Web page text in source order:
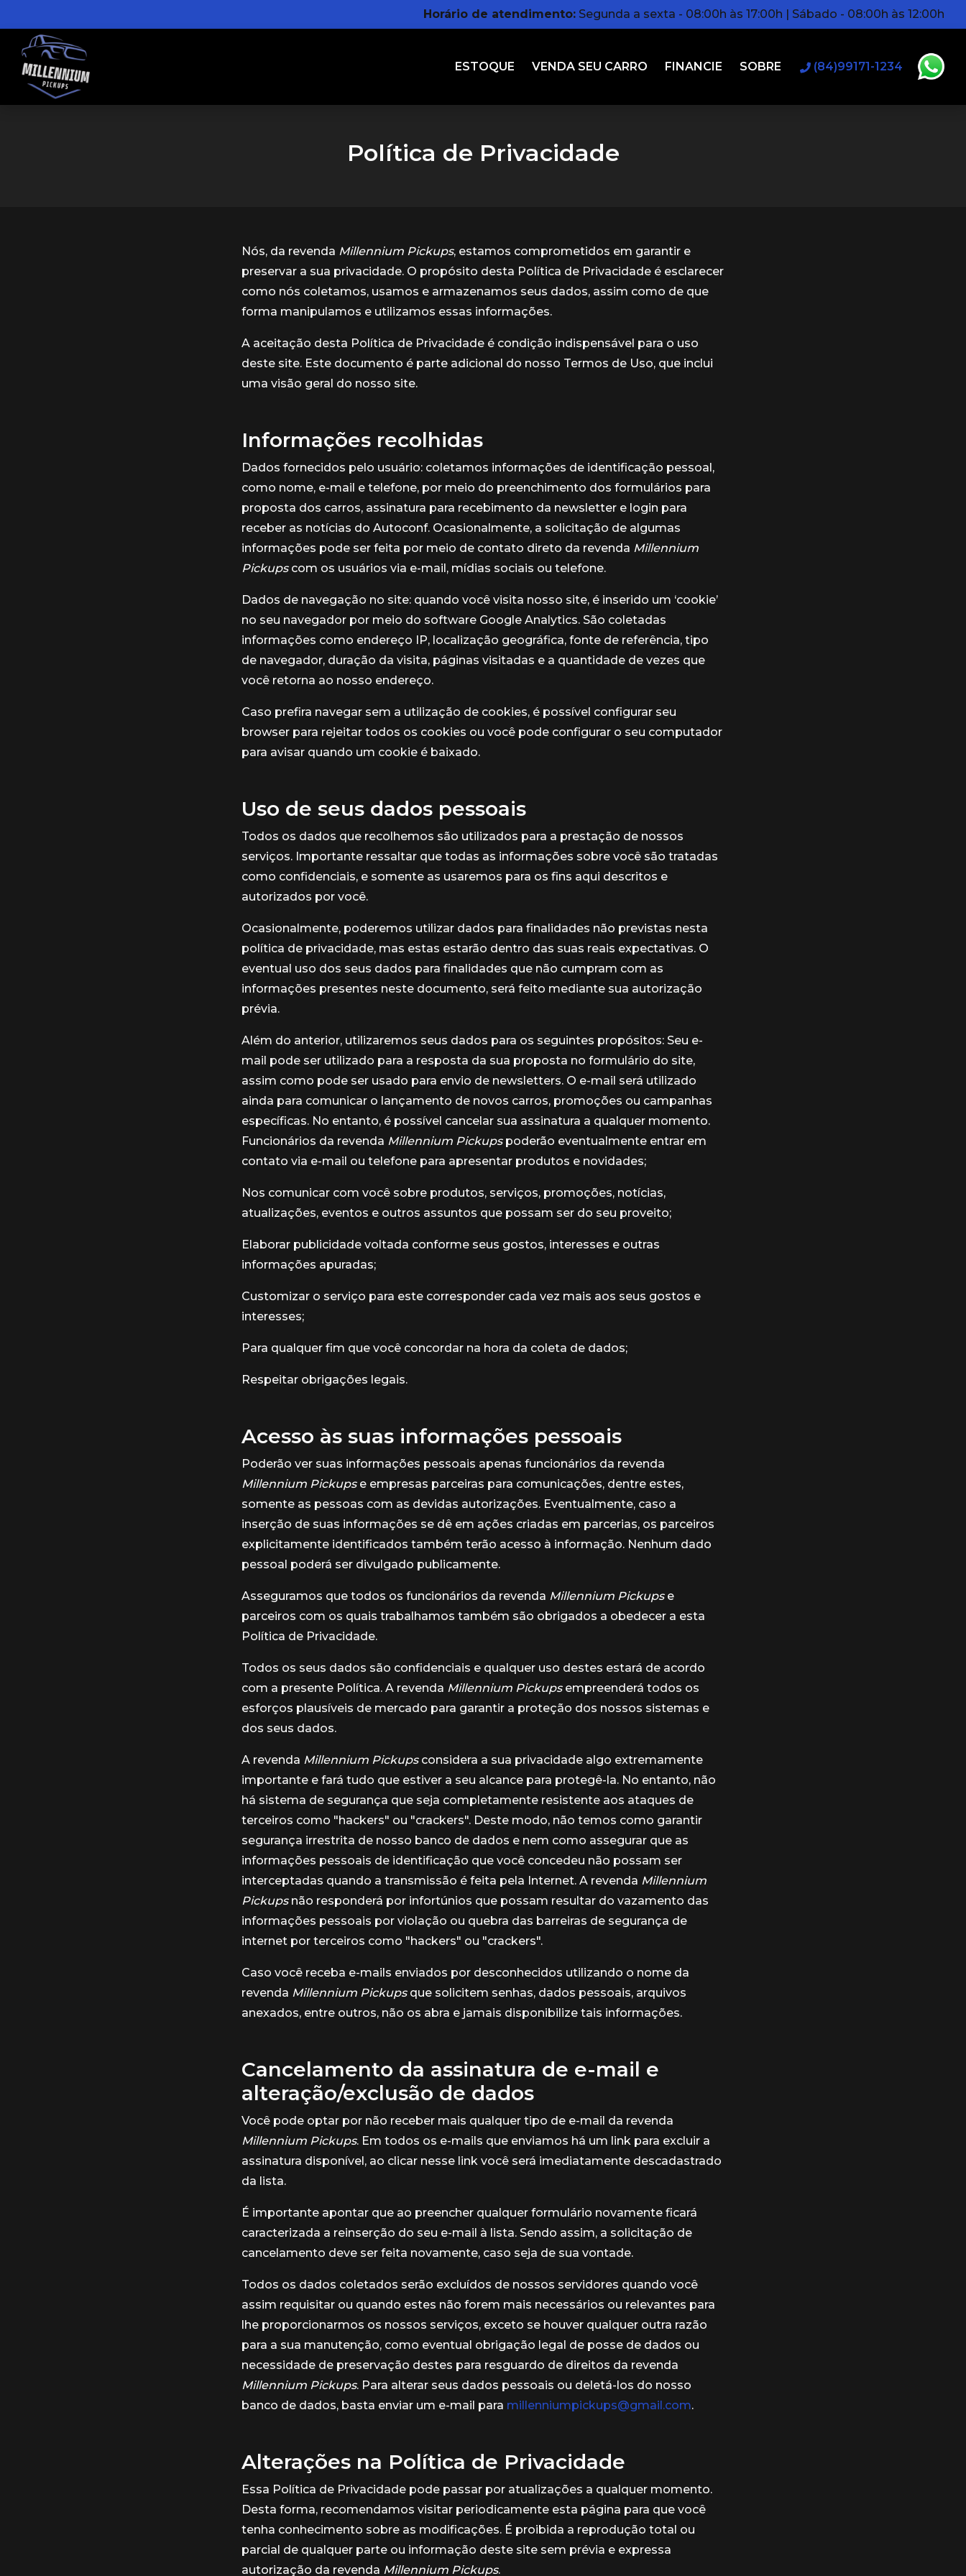
Horário de atendimento: Segunda a sexta - 08:00h às 17:00h | Sábado - 08:00h às 12:00h
ESTOQUE VENDA SEU CARRO FINANCIE SOBRE (84)99171-1234
Política de Privacidade
Nós, da revenda Millennium Pickups, estamos comprometidos em garantir e
preservar a sua privacidade. O propósito desta Política de Privacidade é esclarecer
como nós coletamos, usamos e armazenamos seus dados, assim como de que
forma manipulamos e utilizamos essas informações.
A aceitação desta Política de Privacidade é condição indispensável para o uso
deste site. Este documento é parte adicional do nosso Termos de Uso, que inclui
uma visão geral do nosso site.
Informações recolhidas
Dados fornecidos pelo usuário: coletamos informações de identificação pessoal,
como nome, e-mail e telefone, por meio do preenchimento dos formulários para
proposta dos carros, assinatura para recebimento da newsletter e login para
receber as notícias do Autoconf. Ocasionalmente, a solicitação de algumas
informações pode ser feita por meio de contato direto da revenda Millennium
Pickupscom os usuários via e-mail, mídias sociais ou telefone.
Dados de navegação no site: quando você visita nosso site, é inserido um ‘cookie’
no seu navegador por meio do software Google Analytics. São coletadas
informações como endereço IP, localização geográfica, fonte de referência, tipo
de navegador, duração da visita, páginas visitadas e a quantidade de vezes que
você retorna ao nosso endereço.
Caso prefira navegar sem a utilização de cookies, é possível configurar seu
browser para rejeitar todos os cookies ou você pode configurar o seu computador
para avisar quando um cookie é baixado.
Uso de seus dados pessoais
Todos os dados que recolhemos são utilizados para a prestação de nossos
serviços. Importante ressaltar que todas as informações sobre você são tratadas
como confidenciais, e somente as usaremos para os fins aqui descritos e
autorizados por você.
Ocasionalmente, poderemos utilizar dados para finalidades não previstas nesta
política de privacidade, mas estas estarão dentro das suas reais expectativas. O
eventual uso dos seus dados para finalidades que não cumpram com as
informações presentes neste documento, será feito mediante sua autorização
prévia.
Além do anterior, utilizaremos seus dados para os seguintes propósitos: Seu e-
mail pode ser utilizado para a resposta da sua proposta no formulário do site,
assim como pode ser usado para envio de newsletters. O e-mail será utilizado
ainda para comunicar o lançamento de novos carros, promoções ou campanhas
específicas. No entanto, é possível cancelar sua assinatura a qualquer momento.
Funcionários da revenda Millennium Pickupspoderão eventualmente entrar em
contato via e-mail ou telefone para apresentar produtos e novidades;
Nos comunicar com você sobre produtos, serviços, promoções, notícias,
atualizações, eventos e outros assuntos que possam ser do seu proveito;
Elaborar publicidade voltada conforme seus gostos, interesses e outras
informações apuradas;
Customizar o serviço para este corresponder cada vez mais aos seus gostos e
interesses;
Para qualquer fim que você concordar na hora da coleta de dados;
Respeitar obrigações legais.
Acesso às suas informações pessoais
Poderão ver suas informações pessoais apenas funcionários da revenda
Millennium Pickupse empresas parceiras para comunicações, dentre estes,
somente as pessoas com as devidas autorizações. Eventualmente, caso a
inserção de suas informações se dê em ações criadas em parcerias, os parceiros
explicitamente identificados também terão acesso à informação. Nenhum dado
pessoal poderá ser divulgado publicamente.
Asseguramos que todos os funcionários da revenda Millennium Pickupse
parceiros com os quais trabalhamos também são obrigados a obedecer a esta
Política de Privacidade.
Todos os seus dados são confidenciais e qualquer uso destes estará de acordo
com a presente Política. A revenda Millennium Pickupsempreenderá todos os
esforços plausíveis de mercado para garantir a proteção dos nossos sistemas e
dos seus dados.
A revenda Millennium Pickupsconsidera a sua privacidade algo extremamente
importante e fará tudo que estiver a seu alcance para protegê-la. No entanto, não
há sistema de segurança que seja completamente resistente aos ataques de
terceiros como "hackers" ou "crackers". Deste modo, não temos como garantir
segurança irrestrita de nosso banco de dados e nem como assegurar que as
informações pessoais de identificação que você concedeu não possam ser
interceptadas quando a transmissão é feita pela Internet. A revenda Millennium
Pickupsnão responderá por infortúnios que possam resultar do vazamento das
informações pessoais por violação ou quebra das barreiras de segurança de
internet por terceiros como "hackers" ou "crackers".
Caso você receba e-mails enviados por desconhecidos utilizando o nome da
revenda Millennium Pickupsque solicitem senhas, dados pessoais, arquivos
anexados, entre outros, não os abra e jamais disponibilize tais informações.
Cancelamento da assinatura de e-mail e
alteração/exclusão de dados
Você pode optar por não receber mais qualquer tipo de e-mail da revenda
Millennium Pickups. Em todos os e-mails que enviamos há um link para excluir a
assinatura disponível, ao clicar nesse link você será imediatamente descadastrado
da lista.
É importante apontar que ao preencher qualquer formulário novamente ficará
caracterizada a reinserção do seu e-mail à lista. Sendo assim, a solicitação de
cancelamento deve ser feita novamente, caso seja de sua vontade.
Todos os dados coletados serão excluídos de nossos servidores quando você
assim requisitar ou quando estes não forem mais necessários ou relevantes para
lhe proporcionarmos os nossos serviços, exceto se houver qualquer outra razão
para a sua manutenção, como eventual obrigação legal de posse de dados ou
necessidade de preservação destes para resguardo de direitos da revenda
Millennium Pickups. Para alterar seus dados pessoais ou deletá-los do nosso
banco de dados, basta enviar um e-mail para millenniumpickups@gmail.com.
Alterações na Política de Privacidade
Essa Política de Privacidade pode passar por atualizações a qualquer momento.
Desta forma, recomendamos visitar periodicamente esta página para que você
tenha conhecimento sobre as modificações. É proibida a reprodução total ou
parcial de qualquer parte ou informação deste site sem prévia e expressa
autorização da revenda Millennium Pickups.